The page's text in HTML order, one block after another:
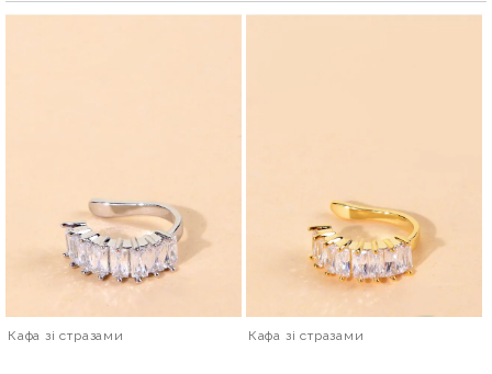
Кафа зі стразами Кафа зі стразами